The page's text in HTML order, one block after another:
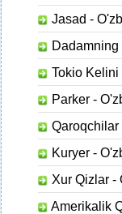
Jasad -
Dadamning
Tokio Kelini
Parker -
Qaroqchilar
Kuryer -
Xur Qizlar -
Amerikalik